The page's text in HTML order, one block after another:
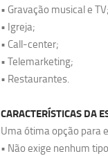
• Gravação musical e TV;
• Igreja;
• Call-center;
• Telemarketing;
• Restaurantes.
CARACTERÍSTICAS DA
Uma ótima opção para
• Não exige nenhum